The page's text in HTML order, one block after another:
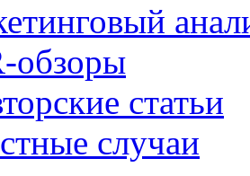
обзоры
статьи
случаи